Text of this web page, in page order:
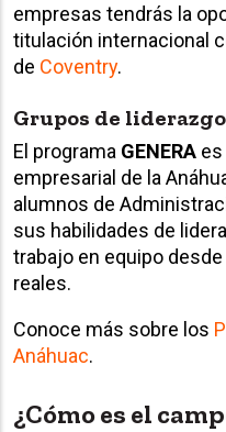
empresas tendrás la
titulación internacional
de Coventry.
Grupos de
El programa GENERA
empresarial de la
alumnos de
sus habilidades de
trabajo en equipo
reales.
Conoce más sobre los
Anáhuac.
¿Cómo es el